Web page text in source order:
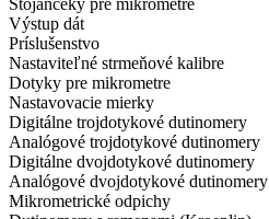
Výstup dát
Príslušenstvo
Nastaviteľné strmeňové kalibre
Dotyky pre mikrometre
Nastavovacie mierky
Digitálne trojdotykové dutinomery
Analógové trojdotykové dutinomery
Digitálne dvojdotykové dutinomery
Analógové dvojdotykové dutinomery
Mikrometrické odpichy